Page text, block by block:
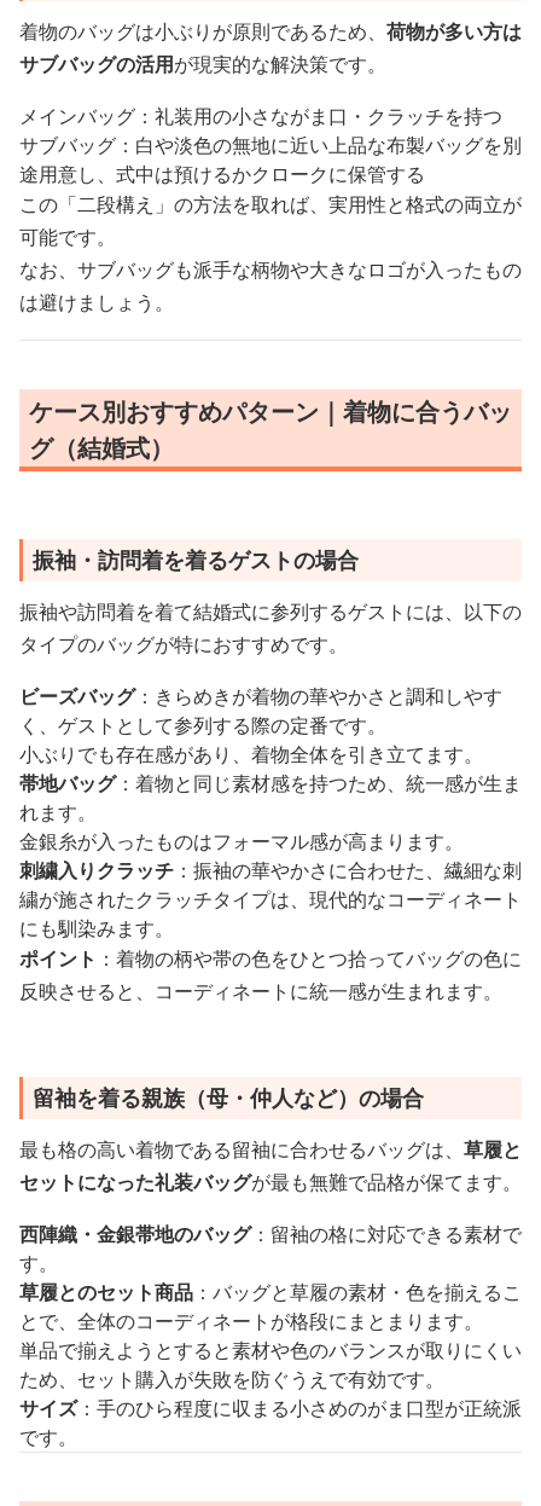
着物のバッグは小ぶりが原則であるため、 荷物が多い方は
サブバッグの活用が現実的な解決策です。
メインバッグ：礼装用の小さながま口・クラッチを持つ
サブバッグ：白や淡色の無地に近い上品な布製バッグを別
途用意し、式中は預けるかクロークに保管する
この「二段構え」の方法を取れば、実用性と格式の両立が
可能です。
なお、サブバッグも派手な柄物や大きなロゴが入ったもの
は避けましょう。
ケース別おすすめパターン｜着物に合うバッ
グ（結婚式）
振袖・訪問着を着るゲストの場合
振袖や訪問着を着て結婚式に参列するゲストには、以下の
タイプのバッグが特におすすめです。
ビーズバッグ：きらめきが着物の華やかさと調和しやす
く、ゲストとして参列する際の定番です。
小ぶりでも存在感があり、着物全体を引き立てます。
帯地バッグ：着物と同じ素材感を持つため、統一感が生ま
れます。
金銀糸が入ったものはフォーマル感が高まります。
刺繍入りクラッチ ：振袖の華やかさに合わせた、繊細な刺
繍が施されたクラッチタイプは、現代的なコーディネート
にも馴染みます。
ポイント ：着物の柄や帯の色をひとつ拾ってバッグの色に
反映させると、コーディネートに統一感が生まれます。
留袖を着る親族（母・仲人など）の場合
最も格の高い着物である留袖に合わせるバッグは、 草履と
セットになった礼装バッグが最も無難で品格が保てます。
西陣織・金銀帯地のバッグ：留袖の格に対応できる素材で
す。
草履とのセット商品 ：バッグと草履の素材・色を揃えるこ
とで、全体のコーディネートが格段にまとまります。
単品で揃えようとすると素材や色のバランスが取りにくい
ため、セット購入が失敗を防ぐうえで有効です。
サイズ：手のひら程度に収まる小さめのがま口型が正統派
です。